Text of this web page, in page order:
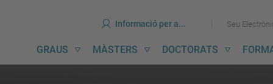
Ves
al
contingut
Ves
al
menú
Informació per a... Seu
GRAUS MÀSTERS DOCTORATS